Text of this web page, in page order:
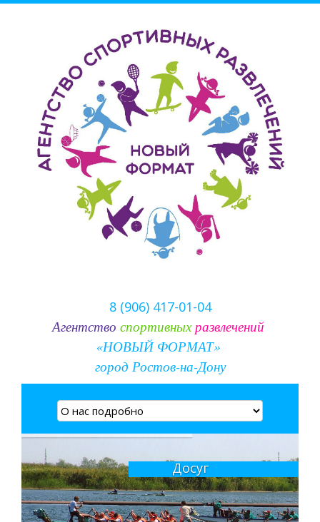
8 (906) 417-01-04
Агентство спортивных развлечений
«НОВЫЙ ФОРМАТ»
город Ростов-на-Дону
Досуг